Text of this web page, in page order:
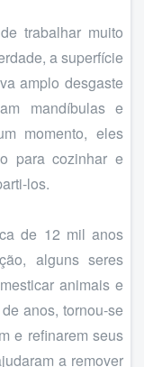
trabalhar muito
a superfície
amplo desgaste
mandíbulas e
momento, eles
para cozinhar e
los.
de 12 mil anos
alguns seres
animais e
anos, tornou-se
e refinarem seus
a remover